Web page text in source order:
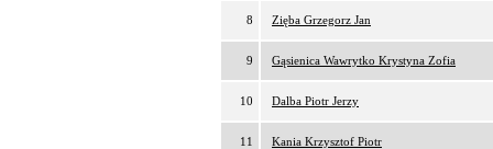
8 Zięba Grzegorz Jan
9 Gąsienica Wawrytko Krystyna Zofia
10 Dalba Piotr Jerzy
11 Kania Krzysztof Piotr